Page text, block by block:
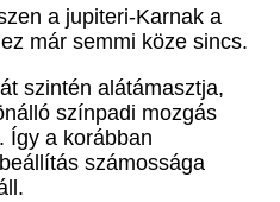
a jupiteri-Karnak a
már semmi köze sincs.
szintén alátámasztja,
színpadi mozgás
Így a korábban
számossága